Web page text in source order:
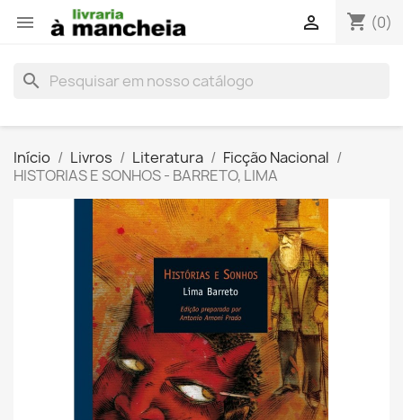
 shopping_cart (0)

search
Início Livros Literatura
Ficção Nacional
HISTORIAS E SONHOS - BARRETO, LIMA